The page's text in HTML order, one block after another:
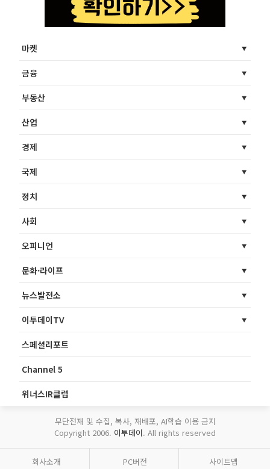
마켓
금융
부동산
산업
경제
국제
정치
사회
오피니언
문화·라이프
뉴스발전소
이투데이TV
스페셜리포트
Channel 5
위너스IR클럽
무단전재 및 수집, 복사, 재배포, AI학습 이용 금지
Copyright 2006. 이투데이. All rights reserved
회사소개 PC버전 사이트맵